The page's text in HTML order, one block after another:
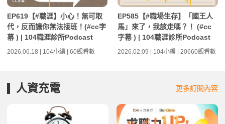
EP619【#職涯】小心！無可取
代，反而讓你無法接班！(#cc字
幕 ) | 104職涯診所Podcast
2026.06.18 | 104小編 | 60觀看數
EP585【#職場生存】「國王人
馬」來了，我該走嗎？！ (#cc
字幕 ) | 104職涯診所Podcast
2026.02.09 | 104小編 | 20660觀看數
人資充電 更多訂閱內容